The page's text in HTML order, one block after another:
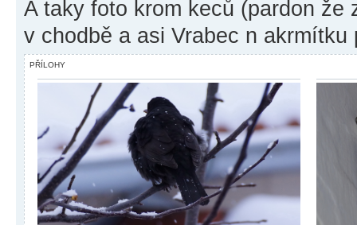
A taky foto krom keců (pardon
v chodbě a asi Vrabec n akrmítku
PŘÍLOHY